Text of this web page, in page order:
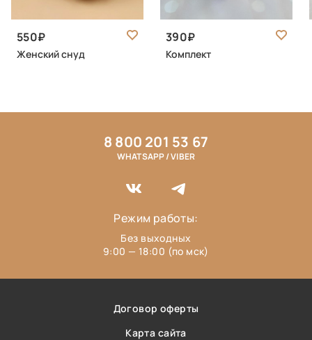
550
Женский снуд
390
Комплект
Договор оферты
Карта сайта
8 800 201 53 67
WHATSAPP / VIBER
Режим работы:
Без выходных
9:00 — 18:00 (по мск)